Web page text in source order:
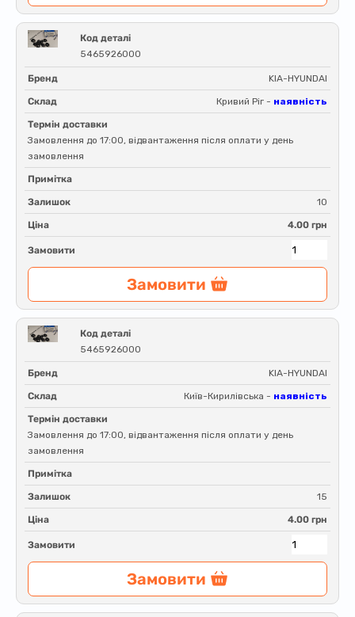
Код деталі
5465926000
Бренд KIA-HYUNDAI
Склад Кривий Ріг - наявність
Термін доставки
Замовлення до 17:00, відвантаження після оплати у день
замовлення
Примітка
Залишок 10
Ціна 4.00 грн
Замовити
Замовити
Код деталі
5465926000
Бренд KIA-HYUNDAI
Склад Київ-Кирилівська - наявність
Термін доставки
Замовлення до 17:00, відвантаження після оплати у день
замовлення
Примітка
Залишок 15
Ціна 4.00 грн
Замовити
Замовити